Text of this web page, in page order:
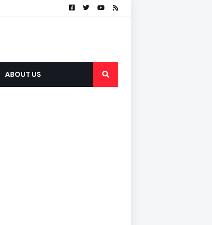
ABOUT US